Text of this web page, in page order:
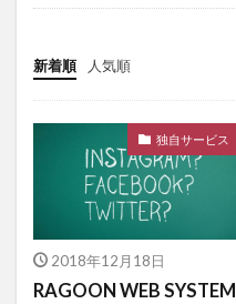
新着順 人気順
独自サービス
2018年12月18日
RAGOON WEB SYSTEM